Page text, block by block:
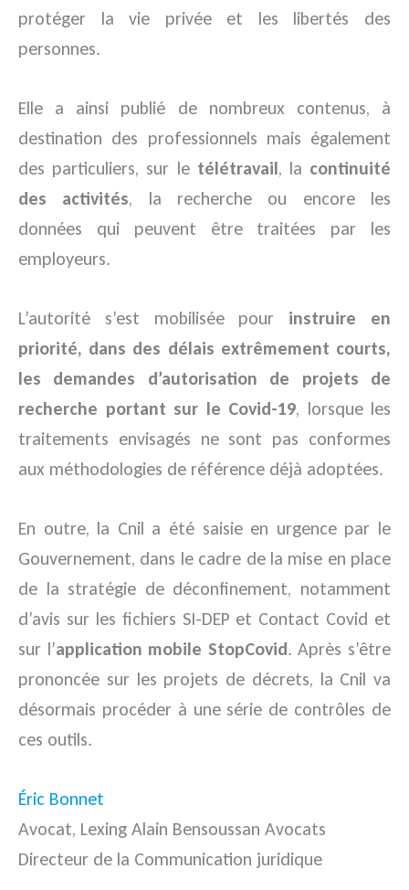
protéger la vie privée et les libertés des
personnes.
Elle a ainsi publié de nombreux contenus, à
destination des professionnels mais également
des particuliers, sur le télétravail, la continuité
des activités, la recherche ou encore les
données qui peuvent être traitées par les
employeurs.
L’autorité s’est mobilisée pour instruire en
priorité, dans des délais extrêmement courts,
les demandes d’autorisation de projets de
recherche portant sur le Covid-19, lorsque les
traitements envisagés ne sont pas conformes
aux méthodologies de référence déjà adoptées.
En outre, la Cnil a été saisie en urgence par le
Gouvernement, dans le cadre de la mise en place
de la stratégie de déconfinement, notamment
d’avis sur les fichiers SI-DEP et Contact Covid et
sur l’application mobile StopCovid. Après s’être
prononcée sur les projets de décrets, la Cnil va
désormais procéder à une série de contrôles de
ces outils.
Éric Bonnet
Avocat, Lexing Alain Bensoussan Avocats
Directeur de la Communication juridique